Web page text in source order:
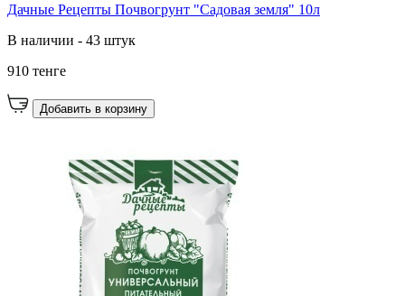
Дачные Рецепты Почвогрунт "Садовая земля" 10л
В наличии - 43 штук
910 тенге
Добавить в корзину